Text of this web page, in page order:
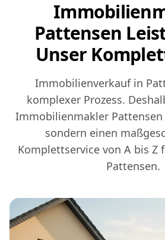
Pattensen
Unser
Immobilienverkauf in
komplexer Prozess.
Immobilienmakler Pattensen
sondern einen
Komplettservice von A bis
Pattensen.